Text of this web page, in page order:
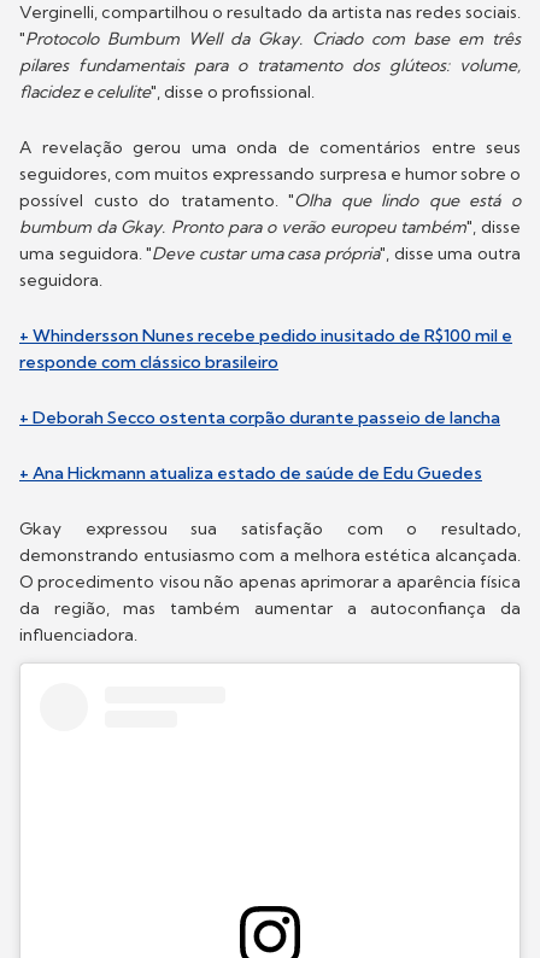
Verginelli, compartilhou o resultado da artista nas redes sociais.
"Protocolo Bumbum Well da Gkay. Criado com base em três
pilares fundamentais para o tratamento dos glúteos: volume,
flacidez e celulite", disse o profissional.
A revelação gerou uma onda de comentários entre seus
seguidores, com muitos expressando surpresa e humor sobre o
possível custo do tratamento. "Olha que lindo que está o
bumbum da Gkay. Pronto para o verão europeu também", disse
uma seguidora. "Deve custar uma casa própria", disse uma outra
seguidora.
+ Whindersson Nunes recebe pedido inusitado de R$100 mil e
responde com clássico brasileiro
+ Deborah Secco ostenta corpão durante passeio de lancha
+ Ana Hickmann atualiza estado de saúde de Edu Guedes
Gkay expressou sua satisfação com o resultado,
demonstrando entusiasmo com a melhora estética alcançada.
O procedimento visou não apenas aprimorar a aparência física
da região, mas também aumentar a autoconfiança da
influenciadora.